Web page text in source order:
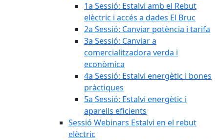
1a Sessió: Estalvi amb el Rebut
elèctric i accés a dades El Bruc
2a Sessió: Canviar potència i tarifa
3a Sessió: Canviar a
comercialitzadora verda i
econòmica
4a Sessió: Estalvi energètic i bones
pràctiques
5a Sessió: Estalvi energètic i
aparells eficients
Sessió Webinars Estalvi en el rebut
elèctric